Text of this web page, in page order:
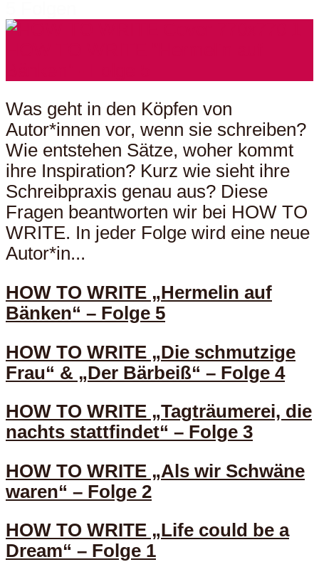
Was geht in den Köpfen von
Autor*innen vor, wenn sie schreiben?
Wie entstehen Sätze, woher kommt
ihre Inspiration? Kurz wie sieht ihre
Schreibpraxis genau aus? Diese
Fragen beantworten wir bei HOW TO
WRITE. In jeder Folge wird eine neue
Autor*in...
HOW TO WRITE „Hermelin auf
Bänken“ – Folge 5
HOW TO WRITE „Die schmutzige
Frau“ & „Der Bärbeiß“ – Folge 4
HOW TO WRITE „Tagträumerei, die
nachts stattfindet“ – Folge 3
HOW TO WRITE „Als wir Schwäne
waren“ – Folge 2
HOW TO WRITE „Life could be a
Dream“ – Folge 1